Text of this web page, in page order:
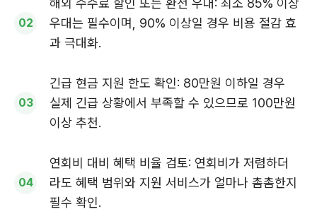
우대는 필수이며, 90% 이상일 경우 비용 절감 효
과 극대화.
긴급 현금 지원 한도 확인: 80만원 이하일 경우
실제 긴급 상황에서 부족할 수 있으므로 100만원
이상 추천.
연회비 대비 혜택 비율 검토: 연회비가 저렴하더
라도 혜택 범위와 지원 서비스가 얼마나 촘촘한지
필수 확인.